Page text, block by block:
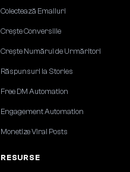
Colectează Emailuri
Crește Conversiile
Crește Numărul de Urmăritori
Răspunsuri la Stories
Free DM Automation
Engagement Automation
Monetize Viral Posts
RESURSE